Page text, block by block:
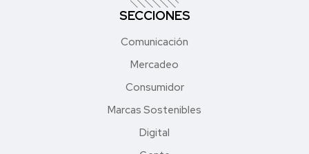
SECCIONES
Comunicación
Mercadeo
Consumidor
Marcas Sostenibles
Digital